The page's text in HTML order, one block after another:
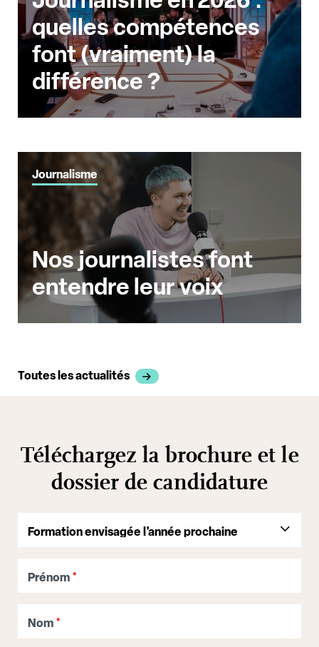
quelles compétences
font (vraiment) la
différence ?
Journalisme
Nos journalistes font
entendre leur voix
Toutes les actualités
Téléchargez la brochure et le
dossier de candidature
Prénom *
Nom *